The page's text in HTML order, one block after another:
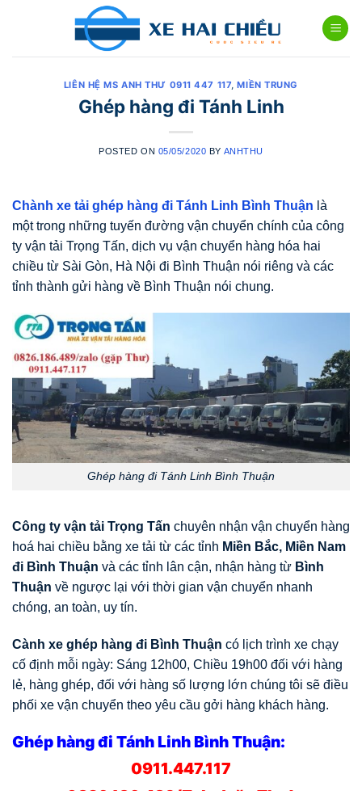
LIÊN HỆ MS ANH THƯ 0911 447 117,MIỀN TRUNG
Ghép hàng đi Tánh Linh
POSTED ON 05/05/2020 BY ANHTHU
Chành xe tải ghép hàng đi Tánh Linh Bình Thuận là
một trong những tuyến đường vận chuyển chính của công
ty vận tải Trọng Tấn, dịch vụ vận chuyển hàng hóa hai
chiều từ Sài Gòn, Hà Nội đi Bình Thuận nói riêng và các
tỉnh thành gửi hàng về Bình Thuận nói chung.
Ghép hàng đi Tánh Linh Bình Thuận
Công ty vận tải Trọng Tấn chuyên nhận vận chuyển hàng
hoá hai chiều bằng xe tải từ các tỉnh Miền Bắc, Miền Nam
đi Bình Thuận và các tỉnh lân cận, nhận hàng từ Bình
Thuận về ngược lại với thời gian vận chuyển nhanh
chóng, an toàn, uy tín.
Cành xe ghép hàng đi Bình Thuận có lịch trình xe chạy
cố định mỗi ngày: Sáng 12h00, Chiều 19h00 đối với hàng
lẻ, hàng ghép, đối với hàng số lượng lớn chúng tôi sẽ điều
phối xe vận chuyển theo yêu cầu gởi hàng khách hàng.
Ghép hàng đi Tánh Linh Bình Thuận:
0911.447.117